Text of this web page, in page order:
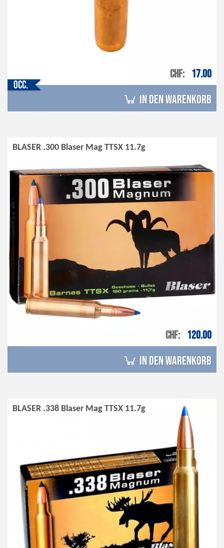
Occ.
CHF 17.00
in den Warenkorb
BLASER .300 Blaser Mag TTSX 11.7g
CHF 120.00
in den Warenkorb
BLASER .338 Blaser Mag TTSX 11.7g